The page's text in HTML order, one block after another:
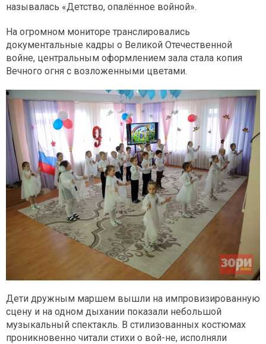
называлась «Детство, опалённое войной».
На огромном мониторе транслировались
документальные кадры о Великой Отечественной
войне, центральным оформлением зала стала копия
Вечного огня с возложенными цветами.
Дети дружным маршем вышли на импровизированную
сцену и на одном дыхании показали небольшой
музыкальный спектакль. В стилизованных костюмах
проникновенно читали стихи о вой-не, исполняли